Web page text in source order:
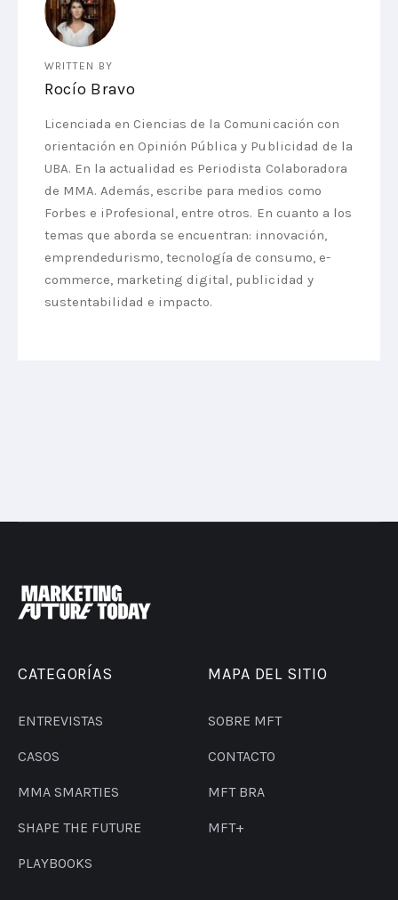
WRITTEN BY
Rocío Bravo
Licenciada en Ciencias de la Comunicación con
orientación en Opinión Pública y Publicidad de la
UBA. En la actualidad es Periodista Colaboradora
de MMA. Además, escribe para medios como
Forbes e iProfesional, entre otros. En cuanto a los
temas que aborda se encuentran: innovación,
emprendedurismo, tecnología de consumo, e-
commerce, marketing digital, publicidad y
sustentabilidad e impacto.
CATEGORÍAS
ENTREVISTAS
CASOS
MMA SMARTIES
SHAPE THE FUTURE
PLAYBOOKS
MAPA DEL SITIO
SOBRE MFT
CONTACTO
MFT BRA
MFT+